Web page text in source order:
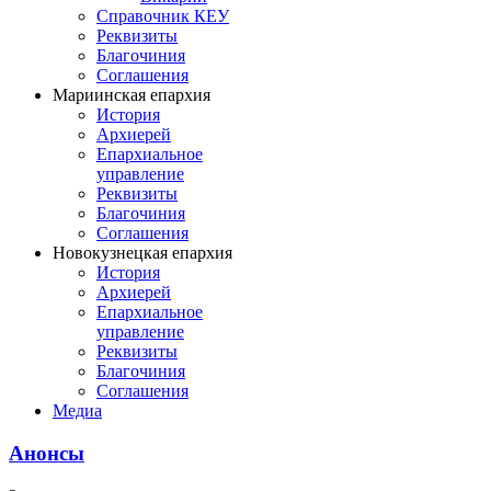
Справочник КЕУ
Реквизиты
Благочиния
Соглашения
Мариинская епархия
История
Архиерей
Епархиальное
управление
Реквизиты
Благочиния
Соглашения
Новокузнецкая епархия
История
Архиерей
Епархиальное
управление
Реквизиты
Благочиния
Соглашения
Медиа
Анонсы